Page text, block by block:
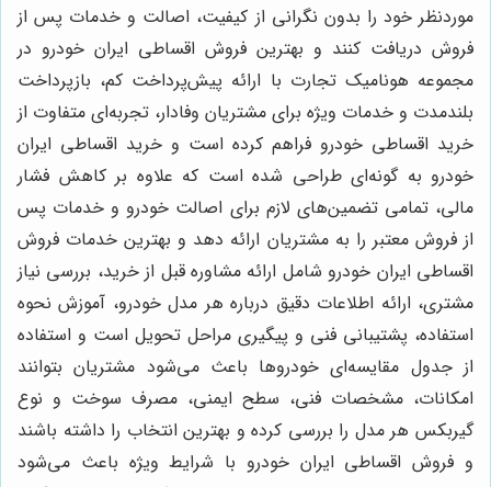
موردنظر خود را بدون نگرانی از کیفیت، اصالت و خدمات پس از
فروش دریافت کنند و بهترین فروش اقساطی ایران خودرو در
مجموعه هونامیک تجارت با ارائه پیش‌پرداخت کم، بازپرداخت
بلندمدت و خدمات ویژه برای مشتریان وفادار، تجربه‌ای متفاوت از
خرید اقساطی خودرو فراهم کرده است و خرید اقساطی ایران
خودرو به گونه‌ای طراحی شده است که علاوه بر کاهش فشار
مالی، تمامی تضمین‌های لازم برای اصالت خودرو و خدمات پس
از فروش معتبر را به مشتریان ارائه دهد و بهترین خدمات فروش
اقساطی ایران خودرو شامل ارائه مشاوره قبل از خرید، بررسی نیاز
مشتری، ارائه اطلاعات دقیق درباره هر مدل خودرو، آموزش نحوه
استفاده، پشتیبانی فنی و پیگیری مراحل تحویل است و استفاده
از جدول مقایسه‌ای خودروها باعث می‌شود مشتریان بتوانند
امکانات، مشخصات فنی، سطح ایمنی، مصرف سوخت و نوع
گیربکس هر مدل را بررسی کرده و بهترین انتخاب را داشته باشند
و فروش اقساطی ایران خودرو با شرایط ویژه باعث می‌شود